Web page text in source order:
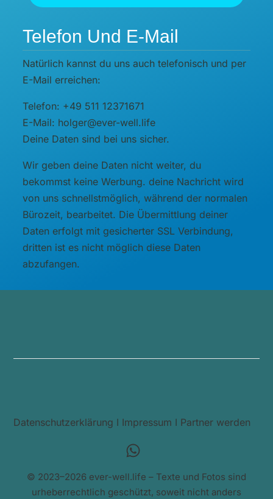
Telefon Und E-Mail
Natürlich kannst du uns auch telefonisch und per
E-Mail erreichen:
Telefon: +49 511 12371671
E-Mail: holger@ever-well.life
Deine Daten sind bei uns sicher.
Wir geben deine Daten nicht weiter, du
bekommst keine Werbung. deine Nachricht wird
von uns schnellstmöglich, während der normalen
Bürozeit, bearbeitet. Die Übermittlung deiner
Daten erfolgt mit gesicherter SSL Verbindung,
dritten ist es nicht möglich diese Daten
abzufangen.
Datenschutzerklärung I Impressum I Partner werden
© 2023–2026 ever-well.life – Texte und Fotos sind
urheberrechtlich geschützt, soweit nicht anders